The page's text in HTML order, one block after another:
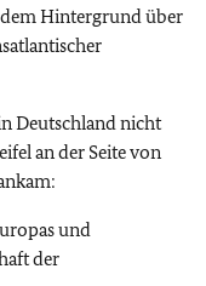
Hintergrund über
Deutschland nicht
an der Seite von
und
der